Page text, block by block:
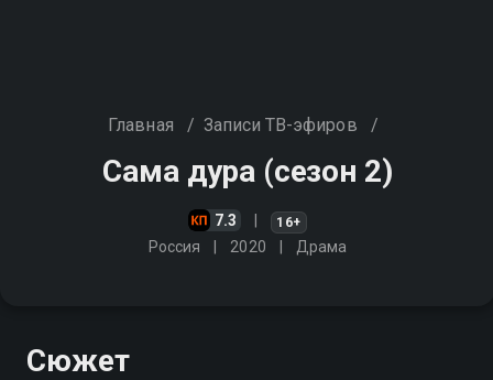
Главная / Записи ТВ-эфиров /
Сама дура (сезон 2)
7.3 16+
Россия 2020 Драма
Сюжет